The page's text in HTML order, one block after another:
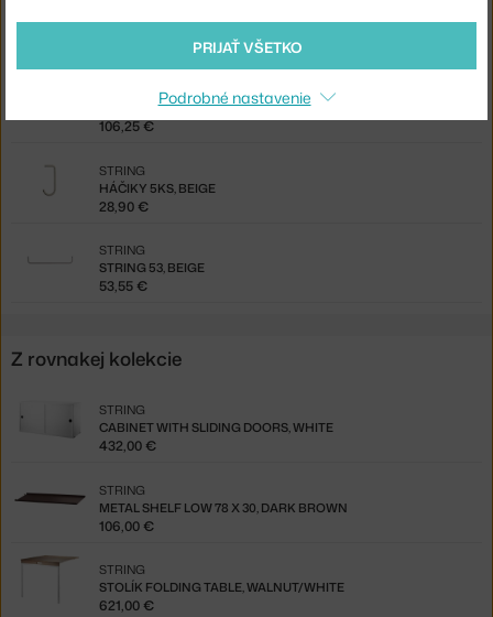
PANEL WALL 75 X 30, 2 KS, BEIGE
106,25 €
HÁČIKY 5KS, BEIGE
STRING
28,90 €
STRING 53, BEIGE
STRING
53,55 €
Z rovnakej kolekcie
CABINET WITH SLIDING DOORS, WHITE
STRING
432,00 €
METAL SHELF LOW 78 X 30, DARK BROWN
STRING
106,00 €
STOLÍK FOLDING TABLE, WALNUT/WHITE
STRING
621,00 €
PRIJAŤ VŠETKO
Podrobné nastavenie